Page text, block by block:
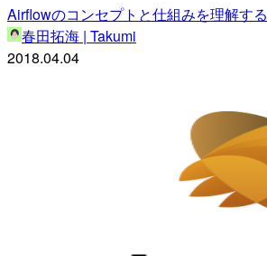
Airflowのコンセプトと仕組みを理解する
春田拓海 | Takumi
2018.04.04